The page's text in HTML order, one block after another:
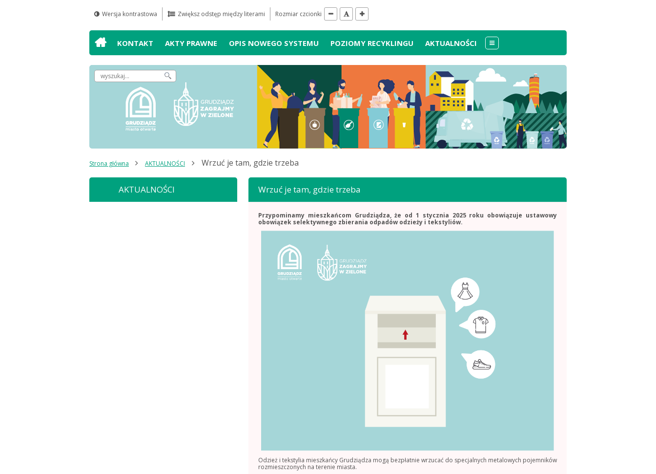
Przejdź do
głównego
Przejdź do
Przejdź do
wyszukiwarki
Przejdź do
mapy serwisu
Wersja kontrastowa Zwiększ odstęp między literami Rozmiar czcionki
KONTAKT AKTY PRAWNE OPIS NOWEGO SYSTEMU POZIOMY RECYKLINGU AKTUALNOŚCI
Menu
Wpisz
szukaną
Strona główna AKTUALNOŚCI Wrzuć je tam, gdzie trzeba
AKTUALNOŚCI Wrzuć je tam, gdzie trzeba
Przypominamy mieszkańcom Grudziądza, że od 1 stycznia 2025 roku obowiązuje ustawowy
obowiązek selektywnego zbierania odpadów odzieży i tekstyliów.
Odzież i tekstylia mieszkańcy Grudziądza mogą bezpłatnie wrzucać do specjalnych metalowych pojemników
rozmieszczonych na terenie miasta.